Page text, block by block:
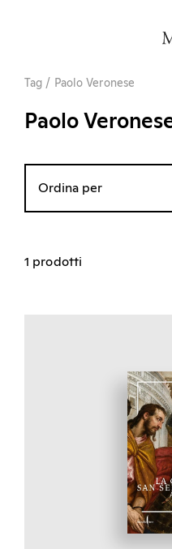
Tag / Paolo Veronese
Paolo
Ordina per
1 prodotti